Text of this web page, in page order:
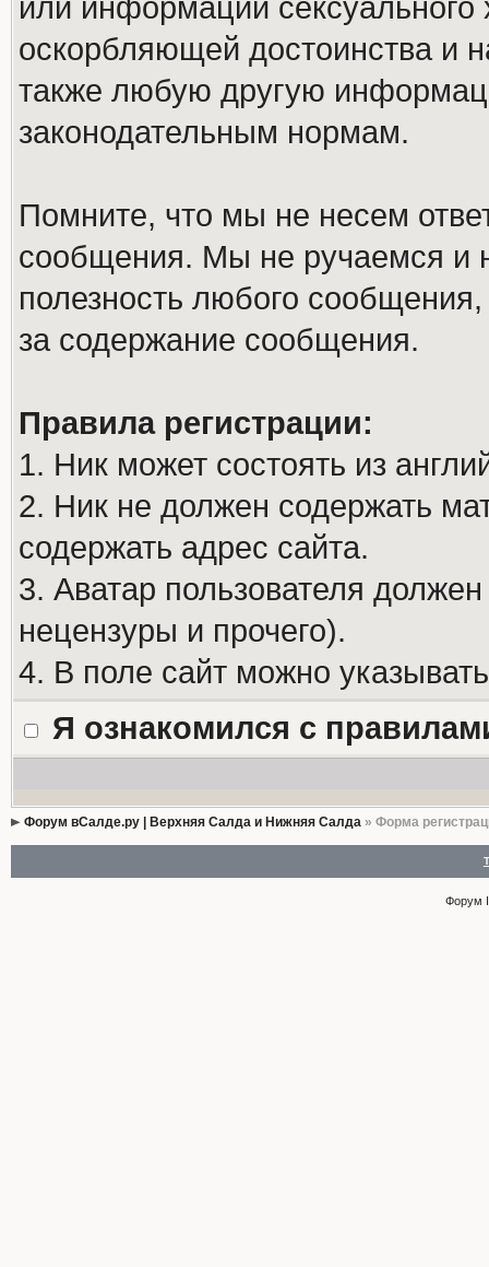
или информации
оскорбляющей достоинства и
также любую другую
законодательным нормам.
Помните, что мы не несем
сообщения. Мы не ручаемся и
полезность любого
за содержание сообщения.
Правила регистрации:
1. Ник может состоять из
2. Ник не должен содержать
содержать адрес сайта.
3. Аватар пользователя
нецензуры и прочего).
4. В поле сайт можно
Я ознакомился с
Форум вСалде.ру | Верхняя Салда и Нижняя Салда» Форма
Форум